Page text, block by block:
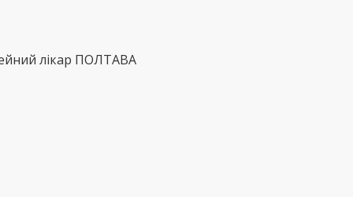
лікар ПОЛТАВА